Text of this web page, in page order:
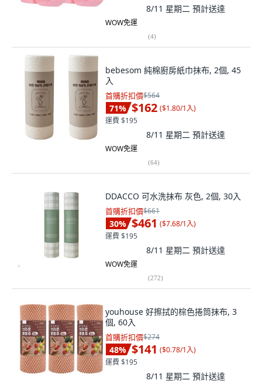
8/11 星期二 預計送達
WOW免運
(4)
bebesom 純棉廚房紙巾抹布, 2個, 45
入
首購折扣價$564
71% $162 ($1.80/1入)
運費 $195
8/11 星期二 預計送達
WOW免運
(64)
DDACCO 可水洗抹布 灰色, 2個, 30入
首購折扣價$661
30% $461 ($7.68/1入)
運費 $195
8/11 星期二 預計送達
WOW免運
(272)
youhouse 好擦拭的棕色捲筒抹布, 3
個, 60入
首購折扣價$274
48% $141 ($0.78/1入)
運費 $195
8/11 星期二 預計送達